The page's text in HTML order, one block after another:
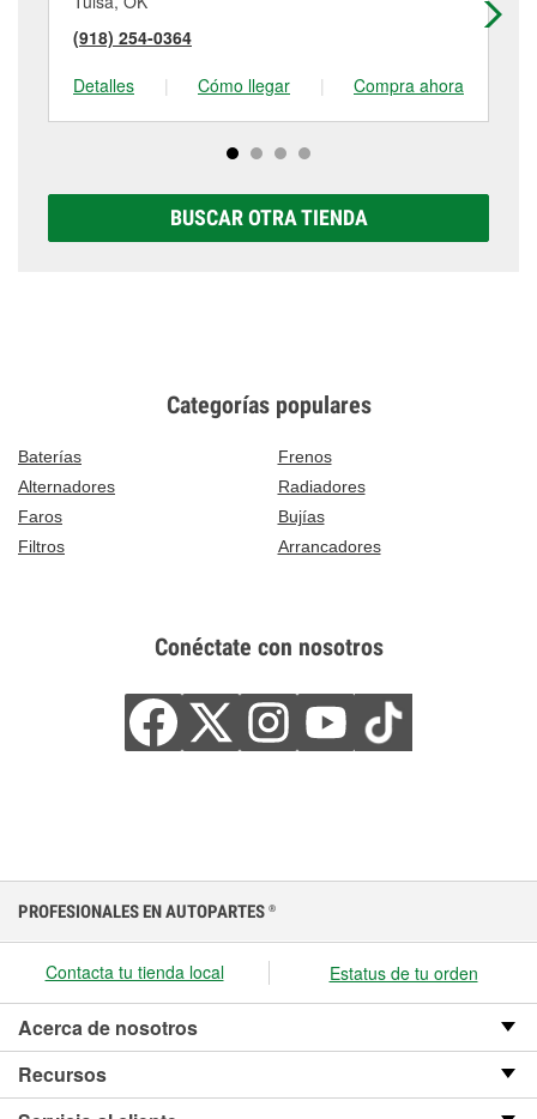
(918) 254-0364
Detalles
| Cómo llegar | Compra ahora
BUSCAR OTRA TIENDA
Categorías populares
Baterías
Frenos
Alternadores
Radiadores
Faros
Bujías
Filtros
Arrancadores
Conéctate con nosotros
PROFESIONALES EN AUTOPARTES ®
Contacta tu tienda local Estatus de tu orden
Acerca de nosotros
Recursos